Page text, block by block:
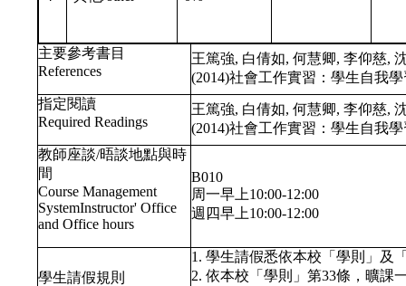
主要參考書目
References
王篤強, 白倩如, 何慧卿, 李仰慈,
(2014)社會工作實習：學生自我
指定閱讀
Required Readings
王篤強, 白倩如, 何慧卿, 李仰慈,
(2014)社會工作實習：學生自我
教師座談/晤談地點與時
間
Course Management
SystemInstructor' Office
and Office hours
B010
周一早上10:00-12:00
週四早上10:00-12:00
學生請假規則
1. 學生請假悉依本校「學則」及
2. 依本校「學則」第33條，曠課